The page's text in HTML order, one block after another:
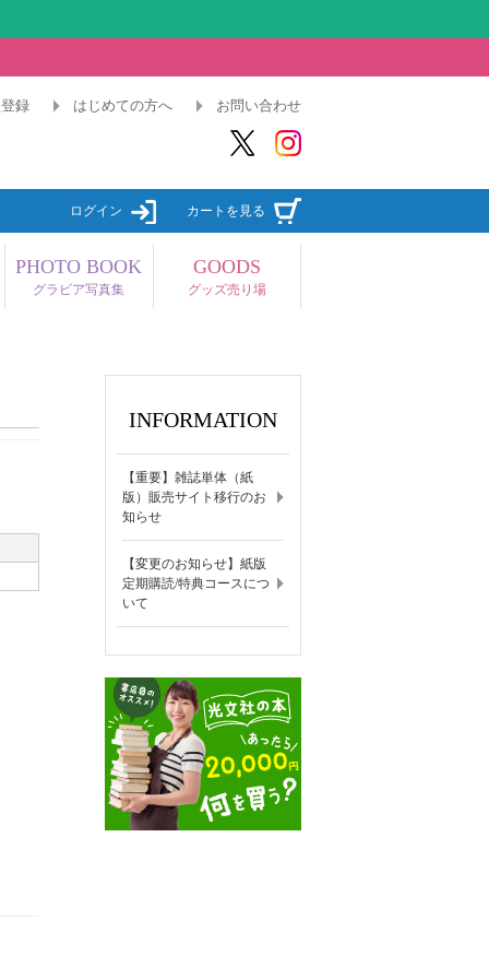
録 はじめての方へ お問い合わせ
ログイン カートを見る
PHOTO BOOK
グラビア写真集
GOODS
グッズ売り場
INFORMATION
【重要】雑誌単体（紙
版）販売サイト移行のお
知らせ
【変更のお知らせ】紙版
定期購読/特典コースにつ
いて